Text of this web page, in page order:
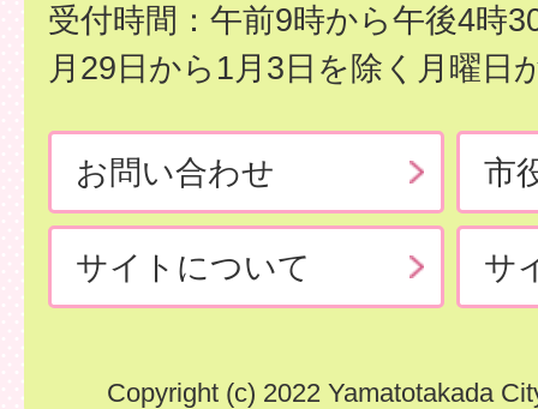
受付時間：午前9時から午後4時
月29日から1月3日を除く月曜日
お問い合わせ 市
サイトについて サ
Copyright (c) 2022 Yamatotakada